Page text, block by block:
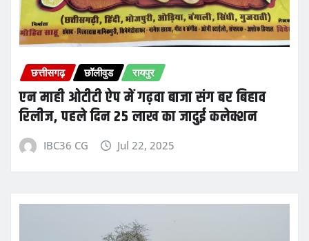
छत्तीसगढ़ छॉलीवुड रायपुर
एन माही ओटीटी ऐप में गढ़वा बाजा संग बर बिहाव
रिलीज, पहले दिन 25 लाख का जादुई कलेक्शन
IBC36 CG Jul 22, 2025